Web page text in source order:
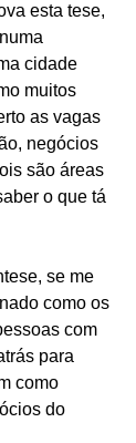
esta tese,
cidade
muitos
as vagas
negócios
são áreas
o que tá
se me
como os
com
para
como
do